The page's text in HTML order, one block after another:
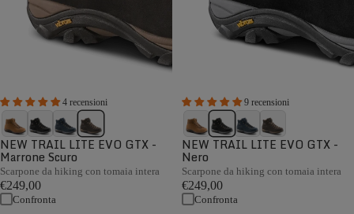
4 recensioni
NEW TRAIL LITE EVO GTX -
Marrone Scuro
Scarpone da hiking con tomaia intera
€249,00
Confronta
9 recensioni
NEW TRAIL LITE EVO GTX -
Nero
Scarpone da hiking con tomaia intera
€249,00
Confronta